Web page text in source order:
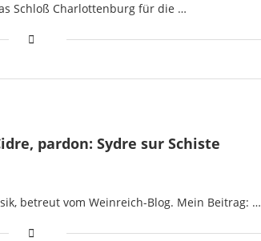
Schloß Charlottenburg für die …
pardon: Sydre sur Schiste
betreut vom Weinreich-Blog. Mein Beitrag: …